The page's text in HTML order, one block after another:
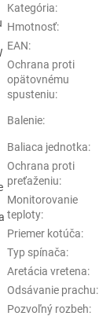
Kategória:
Hmotnosť:
EAN:
Ochrana proti
opätovnému
spusteniu:
Balenie:
Baliaca jednotka:
Ochrana proti
preťaženiu:
Monitorovanie
teploty:
Priemer kotúča:
Typ spínača:
Aretácia vretena:
Odsávanie prachu:
Pozvoľný rozbeh: